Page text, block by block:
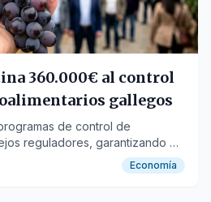
360.000€ al control
gallegos
de control de
reguladores, garantizando el
los productos gallegos.Economía